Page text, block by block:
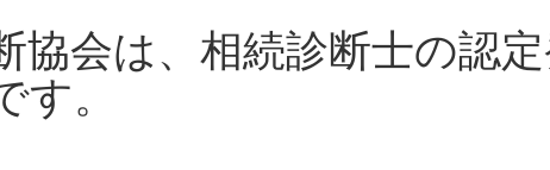
協会は、相続診断士の認
。